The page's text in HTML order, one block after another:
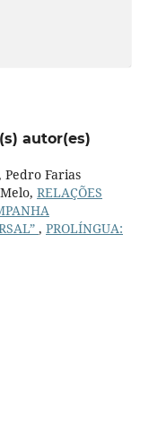
autor(es)
Farias
RELAÇÕES
, PROLÍNGUA: